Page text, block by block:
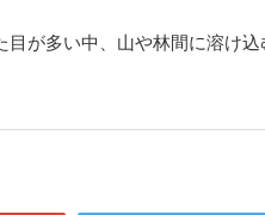
が多い中、山や林間に溶け込